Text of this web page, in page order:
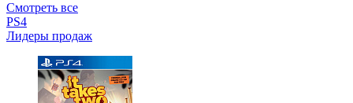
Смотреть все
PS4
Лидеры продаж